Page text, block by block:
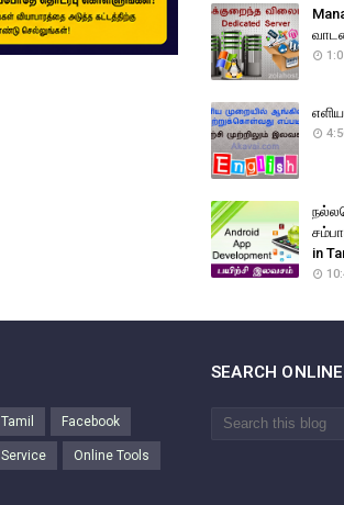
in
Facebook
Service Online Tools
SEARCH